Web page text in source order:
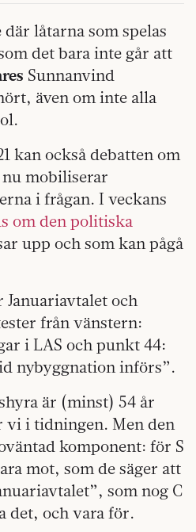
låtarna som spelas
det bara inte går att
Sunnanvind
även om inte alla
kan också debatten om
mobiliserar
i frågan. I veckans
om den politiska
upp och som kan pågå
Januariavtalet och
från vänstern:
i LAS och punkt 44:
nybyggnation införs”.
är (minst) 54 år
vi i tidningen. Men den
komponent: för S
mot, som de säger att
som nog C
det, och vara för.